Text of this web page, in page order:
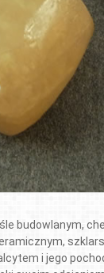
budowlanym,
i jego